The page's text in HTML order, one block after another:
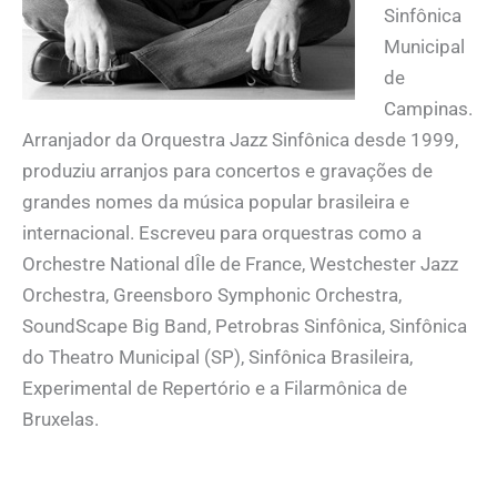
Sinfônica
Municipal
de
Campinas.
Arranjador da Orquestra Jazz Sinfônica desde 1999,
produziu arranjos para concertos e gravações de
grandes nomes da música popular brasileira e
internacional. Escreveu para orquestras como a
Orchestre National dÎle de France, Westchester Jazz
Orchestra, Greensboro Symphonic Orchestra,
SoundScape Big Band, Petrobras Sinfônica, Sinfônica
do Theatro Municipal (SP), Sinfônica Brasileira,
Experimental de Repertório e a Filarmônica de
Bruxelas.